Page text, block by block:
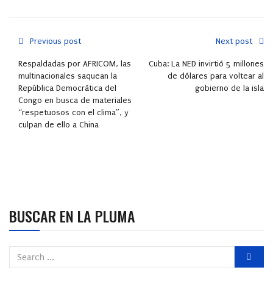
Previous post
Respaldadas por AFRICOM, las
multinacionales saquean la
República Democrática del
Congo en busca de materiales
“respetuosos con el clima”, y
culpan de ello a China
Next post
Cuba: La NED invirtió 5 millones
de dólares para voltear al
gobierno de la isla
BUSCAR EN LA PLUMA